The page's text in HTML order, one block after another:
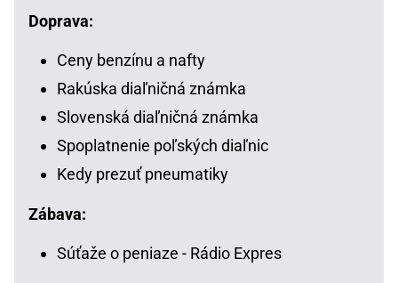
Doprava:
Ceny benzínu a nafty
Rakúska diaľničná známka
Slovenská diaľničná známka
Spoplatnenie poľských diaľnic
Kedy prezuť pneumatiky
Zábava:
Súťaže o peniaze - Rádio Expres